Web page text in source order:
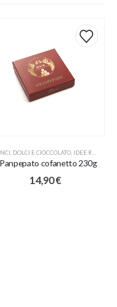
DOLCI E CIOCCOLATO IDEE REGALO
cofanetto 230g
14,90€